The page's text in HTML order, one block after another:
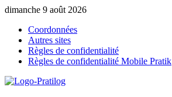
dimanche 9 août 2026
Coordonnées
Autres sites
Règles de confidentialité
Règles de confidentialité Mobile Pratik